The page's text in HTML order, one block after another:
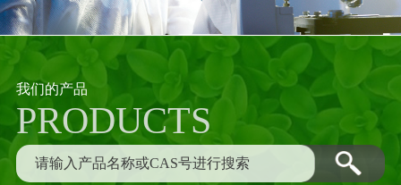
我们的产品
PRODUCTS